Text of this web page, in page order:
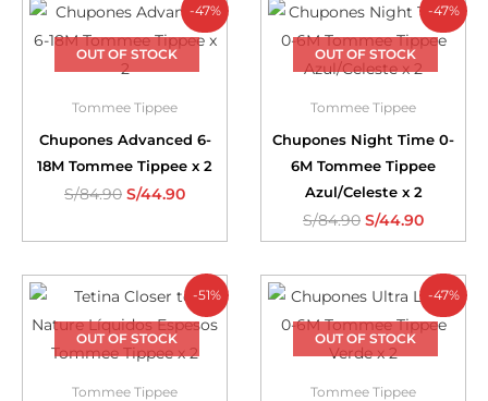
-47%
OUT OF STOCK
Tommee Tippee
Chupones Advanced 6-
18M Tommee Tippee x 2
S/84.90 S/44.90
-47%
OUT OF STOCK
Tommee Tippee
Chupones Night Time 0-
6M Tommee Tippee
Azul/Celeste x 2
S/84.90 S/44.90
-51%
OUT OF STOCK
Tommee Tippee
-47%
OUT OF STOCK
Tommee Tippee